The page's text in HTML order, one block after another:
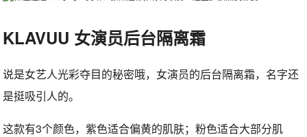
KLAVUU 女演员后台隔离霜
说是女艺人光彩夺目的秘密哦，女演员的后台隔离霜，名字还
是挺吸引人的。
这款有3个颜色，紫色适合偏黄的肌肤；粉色适合大部分肌